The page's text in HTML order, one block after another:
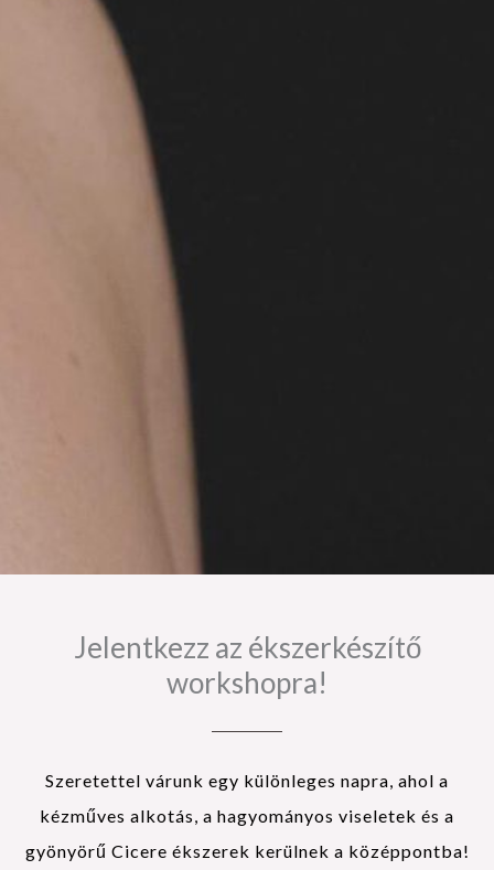
Jelentkezz az ékszerkészítő
workshopra!
Szeretettel várunk egy különleges napra, ahol a
kézműves alkotás, a hagyományos viseletek és a
gyönyörű Cicere ékszerek kerülnek a középpontba!